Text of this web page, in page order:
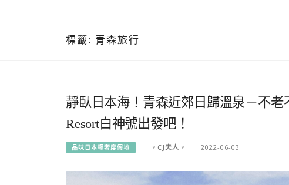
標籤: 青森旅行
靜臥日本海！青森近郊日歸溫泉－不
Resort白神號出發吧！
品味日本輕奢度假地 。CJ夫人。 2022-06-03